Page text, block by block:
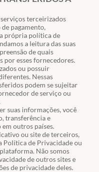
terceirizados
pagamento,
própria política de
a leitura das suas
de quais
por esses fornecedores.
ou possuir
Nessas
podem se sujeitar
de serviço ou
suas informações, você
transferência e
outros países.
ou site de terceiros,
Política de Privacidade ou
Não somos
de outros sites e
de privacidade deles.